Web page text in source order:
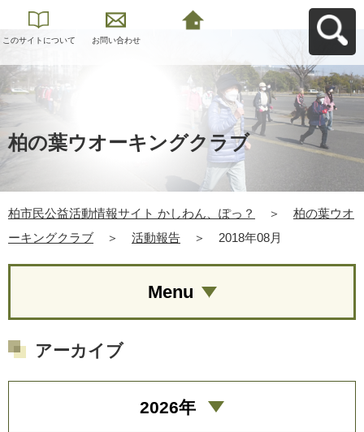
このサイトについて お問い合わせ
柏の葉ウオーキングクラブ
柏市民公益活動情報サイト かしわん、ぽっ？ ＞
柏の葉ウオ
ーキングクラブ
＞ 活動報告 ＞ 2018年08月
Menu
アーカイブ
2026年